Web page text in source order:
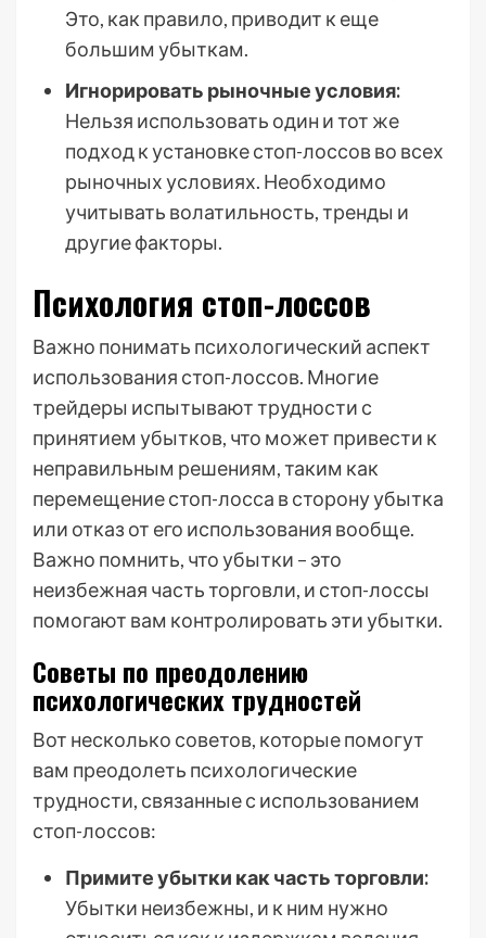
Это, как правило, приводит к еще
большим убыткам.
Игнорировать рыночные условия:
Нельзя использовать один и тот же
подход к установке стоп-лоссов во всех
рыночных условиях. Необходимо
учитывать волатильность, тренды и
другие факторы.
Психология стоп-лоссов
Важно понимать психологический аспект
использования стоп-лоссов. Многие
трейдеры испытывают трудности с
принятием убытков, что может привести к
неправильным решениям, таким как
перемещение стоп-лосса в сторону убытка
или отказ от его использования вообще.
Важно помнить, что убытки – это
неизбежная часть торговли, и стоп-лоссы
помогают вам контролировать эти убытки.
Советы по преодолению
психологических трудностей
Вот несколько советов, которые помогут
вам преодолеть психологические
трудности, связанные с использованием
стоп-лоссов:
Примите убытки как часть торговли:
Убытки неизбежны, и к ним нужно